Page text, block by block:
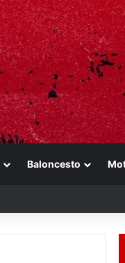
Baloncesto